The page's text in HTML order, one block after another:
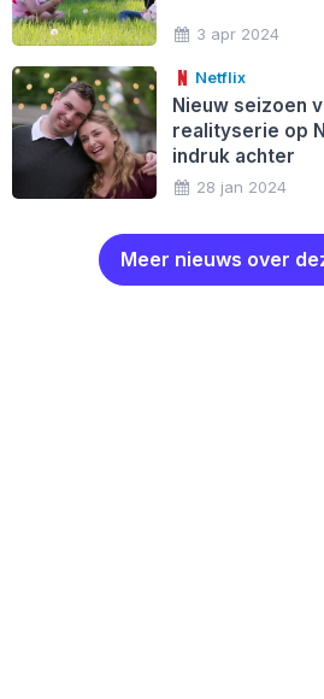
3 apr 2024
Netflix
Nieuw seizoen
realityserie op
indruk achter
28 jan 2024
Meer nieuws over